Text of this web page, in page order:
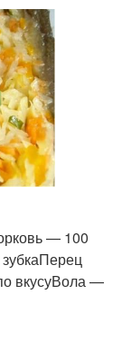
— 100
вкусуВола —